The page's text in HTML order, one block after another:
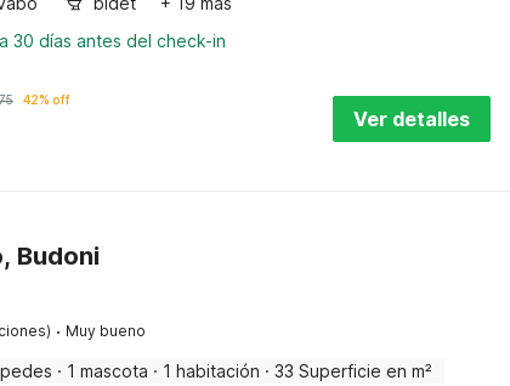
30 días antes del check-in
42% off
Ver detalles
Budoni
· Muy bueno
· 1 mascota · 1 habitación · 33 Superficie en m²